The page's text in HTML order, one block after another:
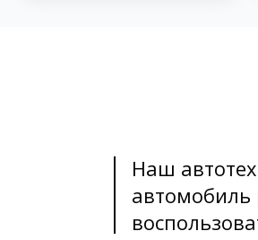
Наш
автомобиль